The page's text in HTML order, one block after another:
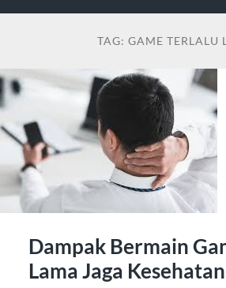
TAG: GAME TERLALU
Dampak Bermain
Lama Jaga Kesehatan